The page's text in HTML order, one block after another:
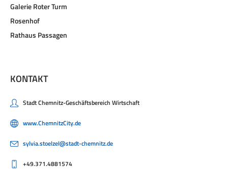
Galerie Roter Turm
Rosenhof
Rathaus Passagen
KONTAKT
Stadt Chemnitz-Geschäftsbereich Wirtschaft
www.ChemnitzCity.de
sylvia.stoelzel@stadt-chemnitz.de
+49.371.4881574